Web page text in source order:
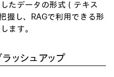
たデータの形式（テキス
握し、RAGで利用できる形
ます。
ッシュアップ